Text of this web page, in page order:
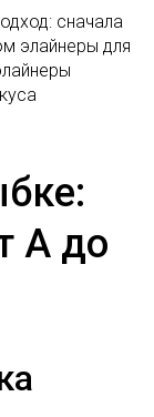
сначала
элайнеры для
А до